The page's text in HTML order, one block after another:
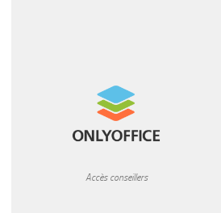
Accès conseillers